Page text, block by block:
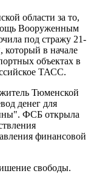
области за то,
Вооруженным
под стражу 21-
который в начале
объектах в
ТАСС.
Тюменской
денег для
ФСБ открыла
финансовой
свободы.